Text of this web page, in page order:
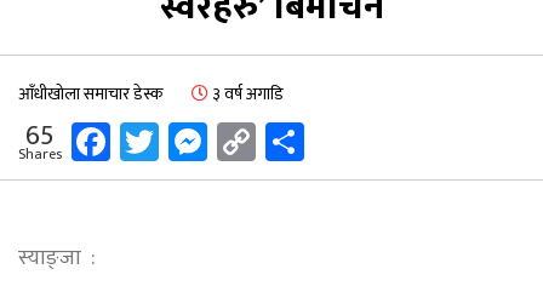
आँधीखोला समाचार डेस्क ३ वर्ष अगाडि
65
Shares Facebook
Twitter
Messenger
Copy
Link
स्याङ्जा :